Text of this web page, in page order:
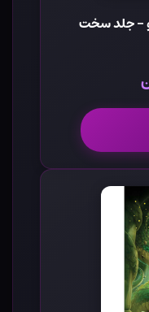
- جلد سخت